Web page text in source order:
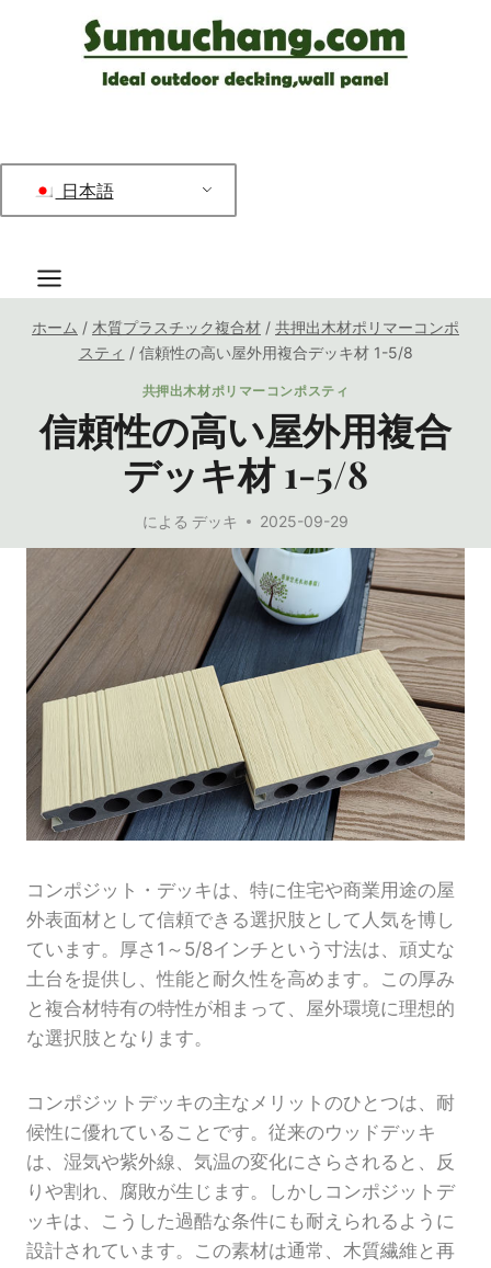
へ
キ
日本語
ホーム / 木質プラスチック複合材 / 共押出木材ポリマーコンポ
スティ / 信頼性の高い屋外用複合デッキ材 1-5/8
共押出木材ポリマーコンポスティ
信頼性の高い屋外用複合
デッキ材 1-5/8
による デッキ 2025-09-29
コンポジット・デッキは、特に住宅や商業用途の屋
外表面材として信頼できる選択肢として人気を博し
ています。厚さ1～5/8インチという寸法は、頑丈な
土台を提供し、性能と耐久性を高めます。この厚み
と複合材特有の特性が相まって、屋外環境に理想的
な選択肢となります。
コンポジットデッキの主なメリットのひとつは、耐
候性に優れていることです。従来のウッドデッキ
は、湿気や紫外線、気温の変化にさらされると、反
りや割れ、腐敗が生じます。しかしコンポジットデ
ッキは、こうした過酷な条件にも耐えられるように
設計されています。この素材は通常、木質繊維と再